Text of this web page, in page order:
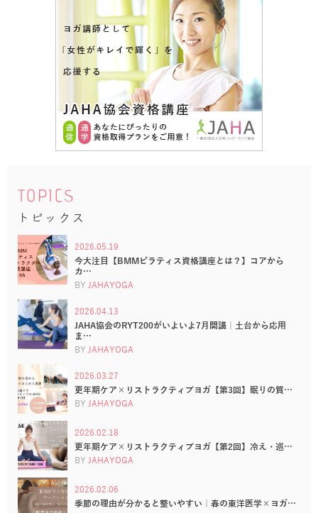
TOPICS
トピックス
2026.05.19
今大注目【BMMピラティス資格講座とは？】コアから
カ…
BY JAHAYOGA
2026.04.13
JAHA協会のRYT200がいよいよ7月開講｜土台から応用
ま…
BY JAHAYOGA
2026.03.27
更年期ケア×リストラクティブヨガ【第3回】眠りの質…
BY JAHAYOGA
2026.02.18
更年期ケア×リストラクティブヨガ【第2回】冷え・巡…
BY JAHAYOGA
2026.02.06
季節の理由が分かると整いやすい｜春の東洋医学×ヨガ…